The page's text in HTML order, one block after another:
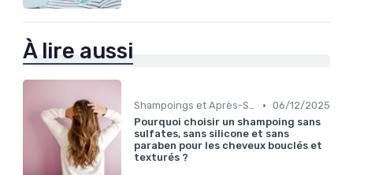
À lire aussi
Shampoings et Après-Shampoings • 06/12/2025
Pourquoi choisir un shampoing sans
sulfates, sans silicone et sans
paraben pour les cheveux bouclés et
texturés ?